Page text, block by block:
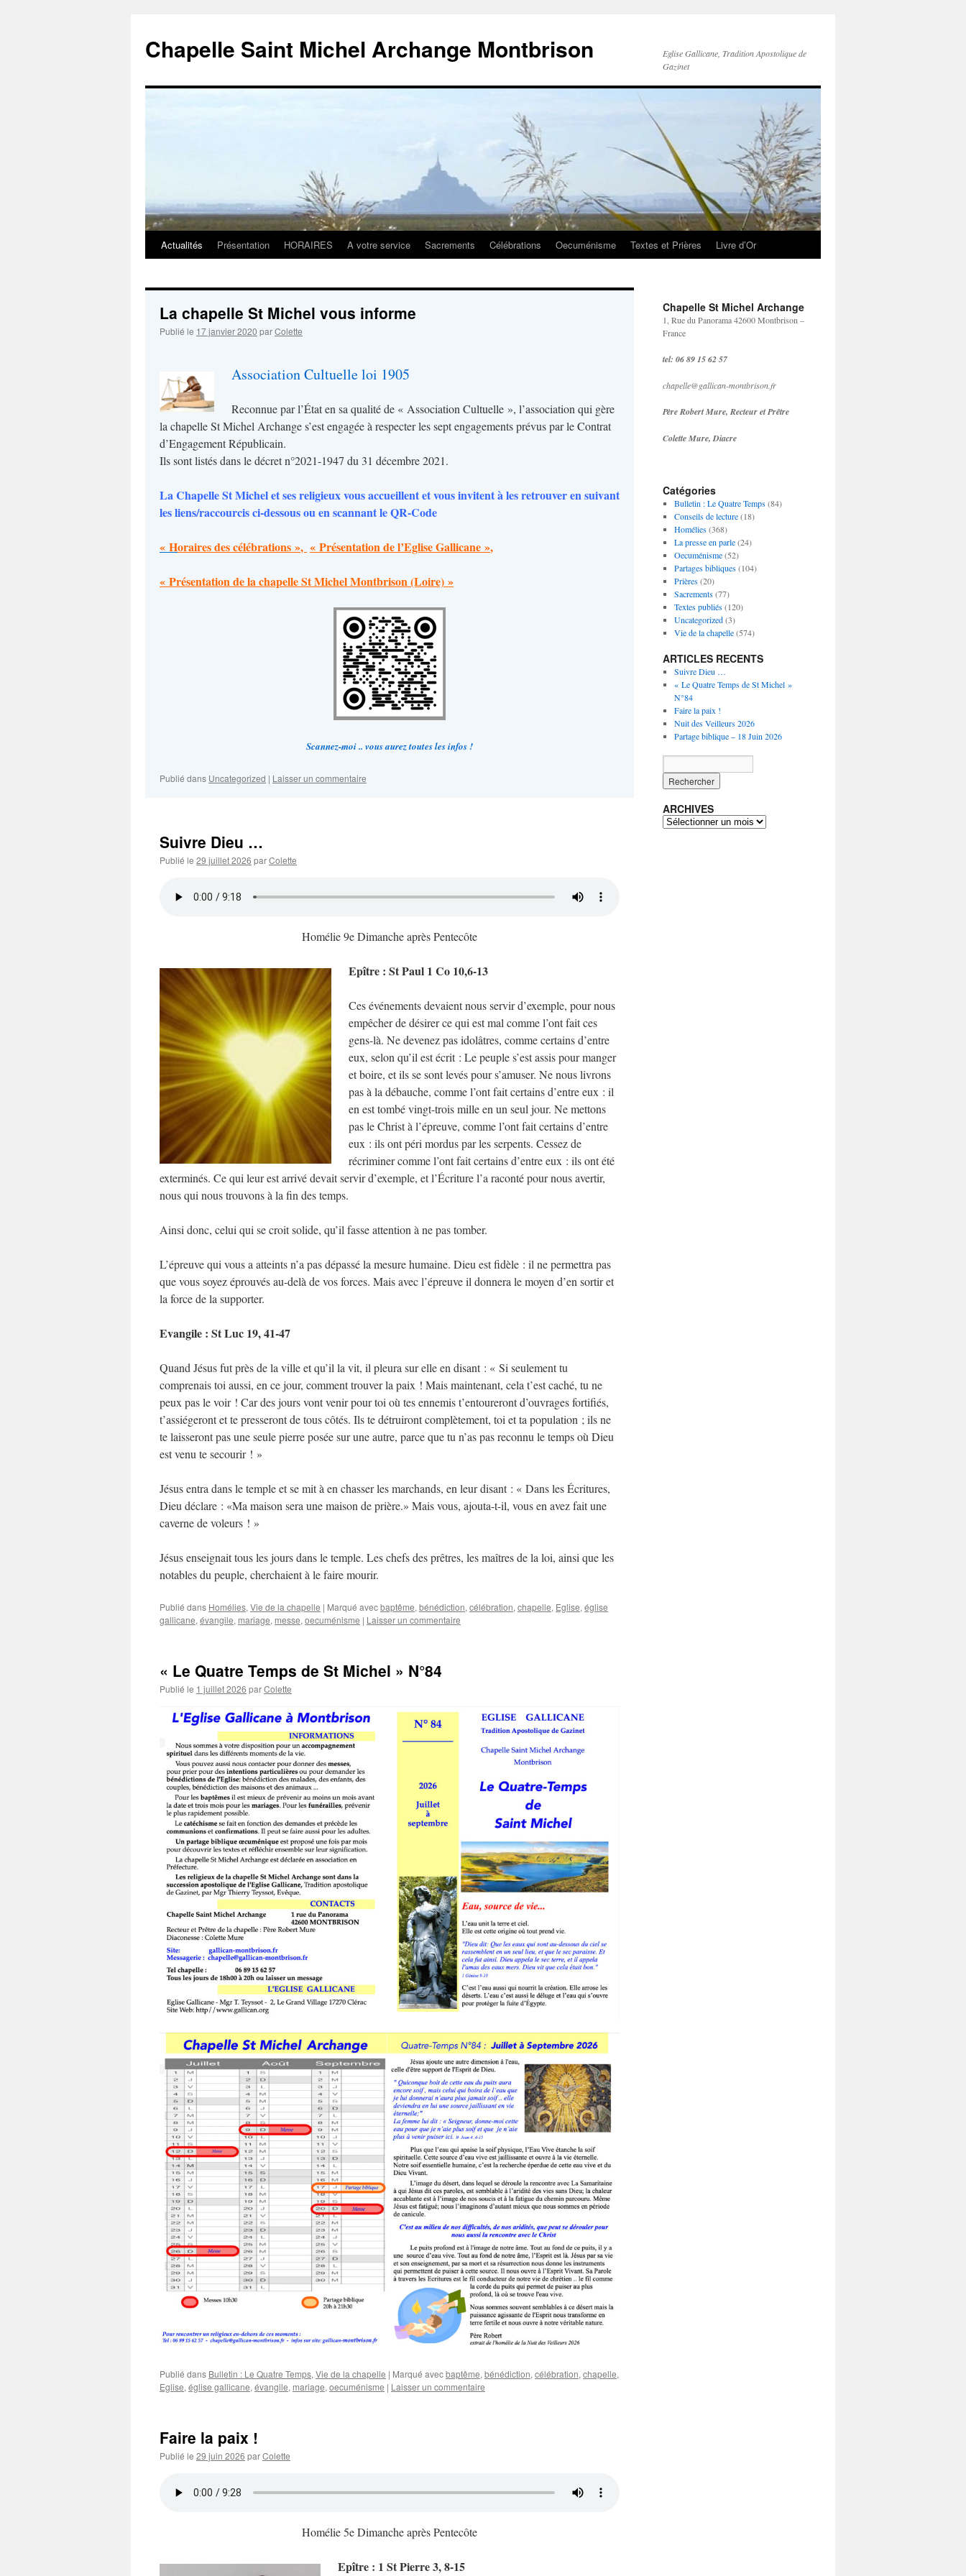
Chapelle Saint Michel Archange Montbrison
Eglise Gallicane, Tradition Apostolique de
Gazinet
Aller
Actualités Présentation HORAIRES A votre service Sacrements Célébrations Oecuménisme Textes et Prières Livre d’Or
La chapelle St Michel vous informe
Publié le 17 janvier 2020 parColette
Association Cultuelle loi 1905
Reconnue par l’État en sa qualité de « Association Cultuelle », l’association qui gère
la chapelle St Michel Archange s’est engagée à respecter les sept engagements prévus par le Contrat
d’Engagement Républicain.
Ils sont listés dans le décret n°2021-1947 du 31 décembre 2021.
La Chapelle St Michel et ses religieux vous accueillent et vous invitent à les retrouver en suivant
les liens/raccourcis ci-dessous ou en scannant le QR-Code
« Horaires des célébrations », « Présentation de l’Eglise Gallicane »,
« Présentation de la chapelle St Michel Montbrison (Loire) »
Scannez-moi .. vous aurez toutes les infos !
Publié dans Uncategorized | Laisser un commentaire
Suivre Dieu …
Publié le 29 juillet 2026 parColette
Homélie 9e Dimanche après Pentecôte
Epître : St Paul 1 Co 10,6-13
Ces événements devaient nous servir d’exemple, pour nous
empêcher de désirer ce qui est mal comme l’ont fait ces
gens-là. Ne devenez pas idolâtres, comme certains d’entre
eux, selon qu’il est écrit : Le peuple s’est assis pour manger
et boire, et ils se sont levés pour s’amuser. Ne nous livrons
pas à la débauche, comme l’ont fait certains d’entre eux : il
en est tombé vingt-trois mille en un seul jour. Ne mettons
pas le Christ à l’épreuve, comme l’ont fait certains d’entre
eux : ils ont péri mordus par les serpents. Cessez de
récriminer comme l’ont fait certains d’entre eux : ils ont été
exterminés. Ce qui leur est arrivé devait servir d’exemple, et l’Écriture l’a raconté pour nous avertir,
nous qui nous trouvons à la fin des temps.
Ainsi donc, celui qui se croit solide, qu’il fasse attention à ne pas tomber.
L’épreuve qui vous a atteints n’a pas dépassé la mesure humaine. Dieu est fidèle : il ne permettra pas
que vous soyez éprouvés au-delà de vos forces. Mais avec l’épreuve il donnera le moyen d’en sortir et
la force de la supporter.
Evangile : St Luc 19, 41-47
Quand Jésus fut près de la ville et qu’il la vit, il pleura sur elle en disant : « Si seulement tu
comprenais toi aussi, en ce jour, comment trouver la paix ! Mais maintenant, cela t’est caché, tu ne
peux pas le voir ! Car des jours vont venir pour toi où tes ennemis t’entoureront d’ouvrages fortifiés,
t’assiégeront et te presseront de tous côtés. Ils te détruiront complètement, toi et ta population ; ils ne
te laisseront pas une seule pierre posée sur une autre, parce que tu n’as pas reconnu le temps où Dieu
est venu te secourir ! »
Jésus entra dans le temple et se mit à en chasser les marchands, en leur disant : « Dans les Écritures,
Dieu déclare : «Ma maison sera une maison de prière.» Mais vous, ajouta-t-il, vous en avez fait une
caverne de voleurs ! »
Jésus enseignait tous les jours dans le temple. Les chefs des prêtres, les maîtres de la loi, ainsi que les
notables du peuple, cherchaient à le faire mourir.
Publié dans Homélies, Vie de la chapelle | Marqué avecbaptême, bénédiction, célébration, chapelle, Eglise, église
gallicane, évangile, mariage, messe, oecuménisme | Laisser un commentaire
« Le Quatre Temps de St Michel » N°84
Publié le 1 juillet 2026 parColette
Publié dans Bulletin : Le Quatre Temps, Vie de la chapelle | Marqué avecbaptême, bénédiction, célébration, chapelle,
Eglise, église gallicane, évangile, mariage, oecuménisme | Laisser un commentaire
Faire la paix !
Publié le 29 juin 2026 parColette
Homélie 5e Dimanche après Pentecôte
Epître : 1 St Pierre 3, 8-15
Chapelle St Michel Archange
1, Rue du Panorama 42600 Montbrison –
France
tel: 06 89 15 62 57
chapelle@gallican-montbrison.fr
Père Robert Mure, Recteur et Prêtre
Colette Mure, Diacre
Catégories
Bulletin : Le Quatre Temps(84)
Conseils de lecture(18)
Homélies(368)
La presse en parle(24)
Oecuménisme(52)
Partages bibliques(104)
Prières(20)
Sacrements(77)
Textes publiés(120)
Uncategorized(3)
Vie de la chapelle(574)
ARTICLES RECENTS
Suivre Dieu …
« Le Quatre Temps de St Michel »
N°84
Faire la paix !
Nuit des Veilleurs 2026
Partage biblique – 18 Juin 2026
ARCHIVES
ARCHIVES